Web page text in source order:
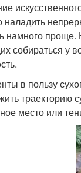
наладить
намного проще.
собираться у
в пользу
траекторию
место или